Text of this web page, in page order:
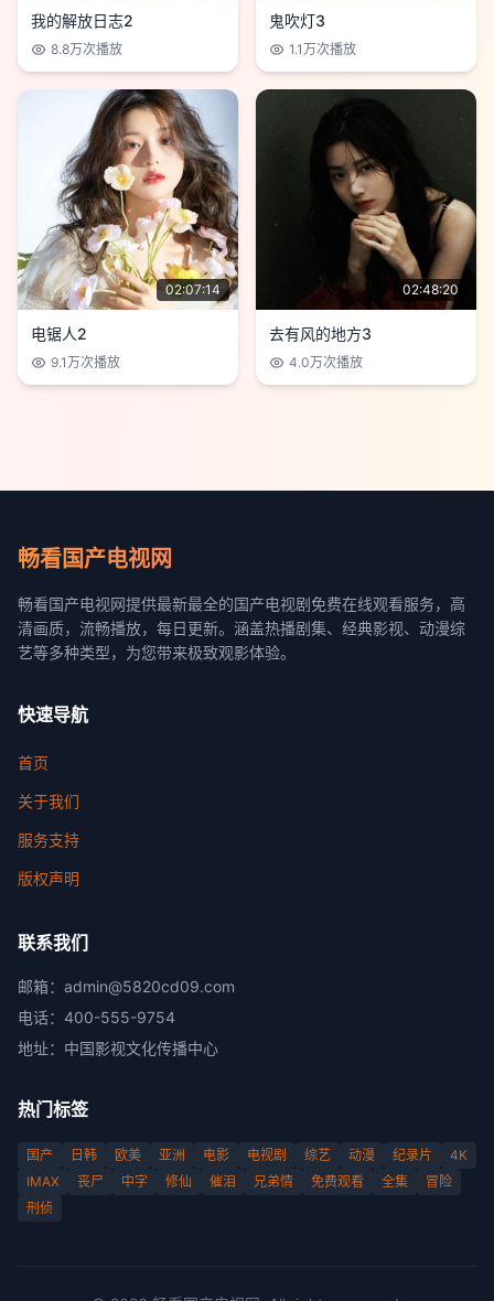
我的解放日志2
8.8万次播放
鬼吹灯3
1.1万次播放
02:07:14
电锯人2
9.1万次播放
02:48:20
去有风的地方3
4.0万次播放
畅看国产电视网
畅看国产电视网提供最新最全的国产电视剧免费在线观看服务，高
清画质，流畅播放，每日更新。涵盖热播剧集、经典影视、动漫综
艺等多种类型，为您带来极致观影体验。
快速导航
首页
关于我们
服务支持
版权声明
联系我们
邮箱： admin@5820cd09.com
电话： 400-555-9754
地址： 中国影视文化传播中心
热门标签
国产 日韩 欧美 亚洲 电影 电视剧 综艺 动漫 纪录片
4K
IMAX
丧尸 中字 修仙 催泪 兄弟情 免费观看 全集
冒险
刑侦